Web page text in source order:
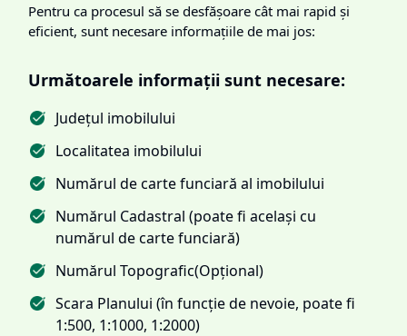
Pentru ca procesul să se desfășoare cât mai rapid și
eficient, sunt necesare informațiile de mai jos:
Următoarele informații sunt necesare:
Județul imobilului
Localitatea imobilului
Numărul de carte funciară al imobilului
Numărul Cadastral (poate fi același cu
numărul de carte funciară)
Numărul Topografic(Opțional)
Scara Planului (în funcție de nevoie, poate fi
1:500, 1:1000, 1:2000)